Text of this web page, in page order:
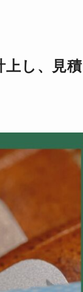
上し、見積